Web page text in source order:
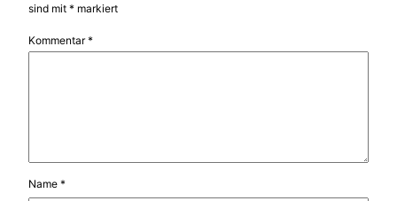
sind mit * markiert
Kommentar*
Name *